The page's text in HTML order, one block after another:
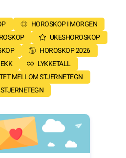
HOROSKOP I MORGEN
UKESHOROSKOP
HOROSKOP 2026
LYKKETALL
MELLOM STJERNETEGN
STJERNETEGN